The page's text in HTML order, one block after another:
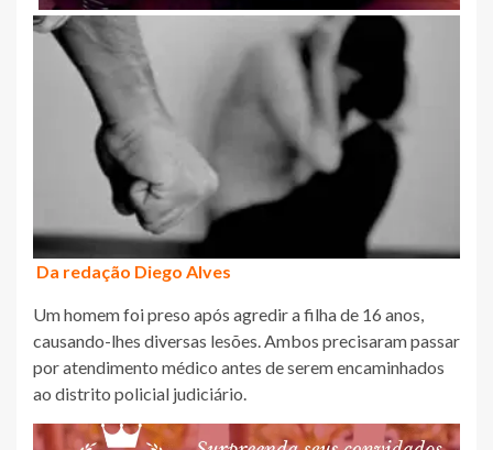
Da redação Diego Alves
Um homem foi preso após agredir a filha de 16 anos,
causando-lhes diversas lesões. Ambos precisaram passar
por atendimento médico antes de serem encaminhados
ao distrito policial judiciário.